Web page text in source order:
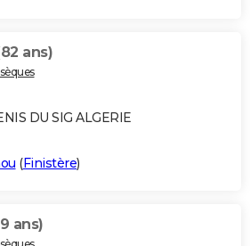
ans)
DU SIG ALGERIE
(Finistère)
ans)